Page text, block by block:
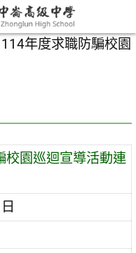
114年度求職防騙校園
校園巡迴宣導活動連